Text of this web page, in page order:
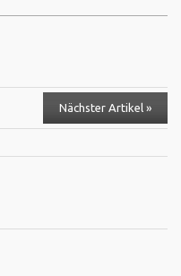
Nächster Artikel »